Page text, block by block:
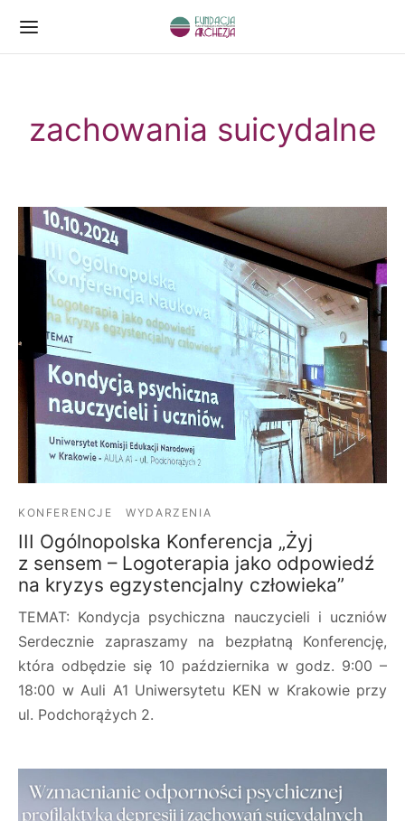
zachowania suicydalne
KONFERENCJE WYDARZENIA
III Ogólnopolska Konferencja „Żyj
z sensem – Logoterapia jako odpowiedź
na kryzys egzystencjalny człowieka”
TEMAT: Kondycja psychiczna nauczycieli i uczniów
Serdecznie zapraszamy na bezpłatną Konferencję,
która odbędzie się 10 października w godz. 9:00 –
18:00 w Auli A1 Uniwersytetu KEN w Krakowie przy
ul. Podchorążych 2.